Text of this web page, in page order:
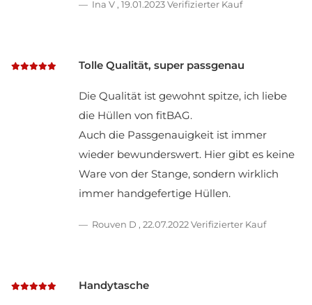
Ina V , 19.01.2023Verifizierter Kauf
Tolle Qualität, super passgenau
Die Qualität ist gewohnt spitze, ich liebe
die Hüllen von fitBAG.
Auch die Passgenauigkeit ist immer
wieder bewunderswert. Hier gibt es keine
Ware von der Stange, sondern wirklich
immer handgefertige Hüllen.
Rouven D , 22.07.2022Verifizierter Kauf
Handytasche